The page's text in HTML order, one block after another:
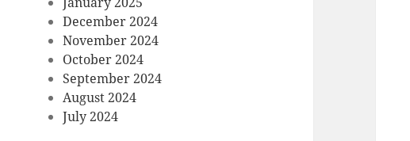
December 2024
November 2024
October 2024
September 2024
August 2024
July 2024